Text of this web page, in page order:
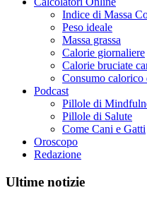
Indice di Massa
Peso ideale
Massa grassa
Calorie giornaliere
Calorie bruciate
Consumo calorico
Podcast
Pillole di
Pillole di Salute
Come Cani e Gatti
Oroscopo
Redazione
Ultime notizie